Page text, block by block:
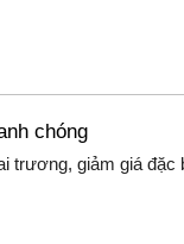
chóng
trương, giảm giá